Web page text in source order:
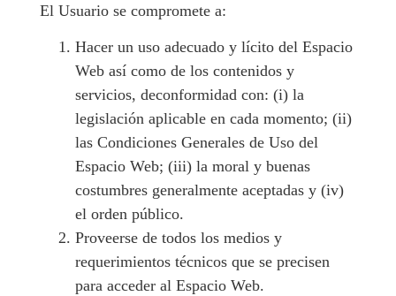
El Usuario se compromete a:
Hacer un uso adecuado y lícito del Espacio
Web así como de los contenidos y
servicios, deconformidad con: (i) la
legislación aplicable en cada momento; (ii)
las Condiciones Generales de Uso del
Espacio Web; (iii) la moral y buenas
costumbres generalmente aceptadas y (iv)
el orden público.
Proveerse de todos los medios y
requerimientos técnicos que se precisen
para acceder al Espacio Web.